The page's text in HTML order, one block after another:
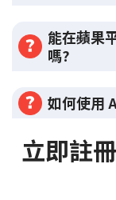
能在蘋果
嗎?
如何使用
立即註